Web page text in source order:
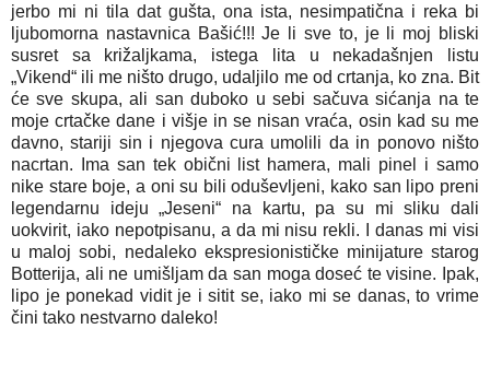
jerbo mi ni tila dat gušta, ona ista, nesimpatična i reka bi
ljubomorna nastavnica Bašić!!! Je li sve to, je li moj bliski
susret sa križaljkama, istega lita u nekadašnjen listu
„Vikend“ ili me ništo drugo, udaljilo me od crtanja, ko zna. Bit
će sve skupa, ali san duboko u sebi sačuva sićanja na te
moje crtačke dane i višje in se nisan vraća, osin kad su me
davno, stariji sin i njegova cura umolili da in ponovo ništo
nacrtan. Ima san tek obični list hamera, mali pinel i samo
nike stare boje, a oni su bili oduševljeni, kako san lipo preni
legendarnu ideju „Jeseni“ na kartu, pa su mi sliku dali
uokvirit, iako nepotpisanu, a da mi nisu rekli. I danas mi visi
u maloj sobi, nedaleko ekspresionističke minijature starog
Botterija, ali ne umišljam da san moga doseć te visine. Ipak,
lipo je ponekad vidit je i sitit se, iako mi se danas, to vrime
čini tako nestvarno daleko!